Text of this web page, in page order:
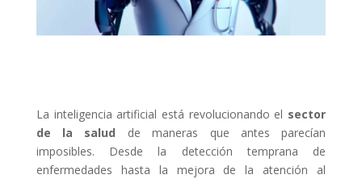
La inteligencia artificial está revolucionando el sector
de la salud de maneras que antes parecían
imposibles. Desde la detección temprana de
enfermedades hasta la mejora de la atención al